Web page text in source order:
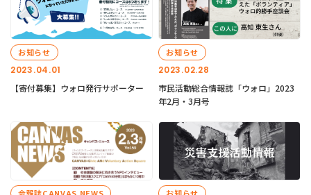
2023.04.01
お知らせ
【寄付募集】ウォロ発行サポーター
2023.02.28
お知らせ
市民活動総合情報誌「ウォロ」2023
年2月・3月号